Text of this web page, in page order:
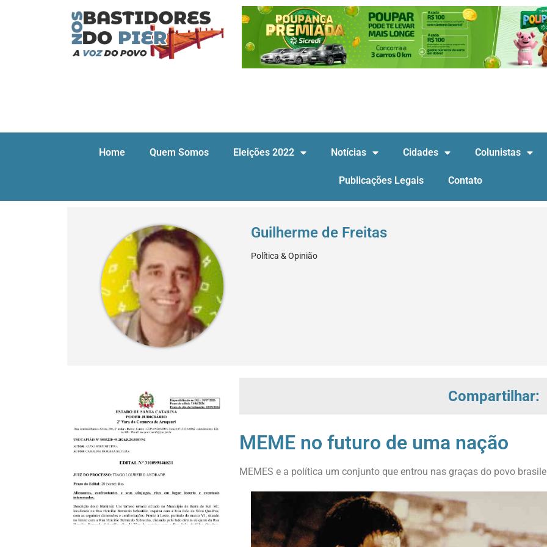
Home Quem Somos Eleições 2022 Notícias Cidades Colunistas
Publicações Legais Contato
Guilherme de Freitas
Política & Opinião
Compartilhar:
MEME no futuro de uma nação
MEMES e a política um conjunto que entrou nas graças do povo